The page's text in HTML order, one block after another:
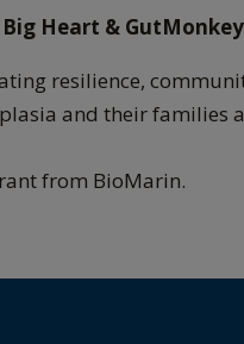
Heart & GutMonkey
resilience,
and their families
from BioMarin.